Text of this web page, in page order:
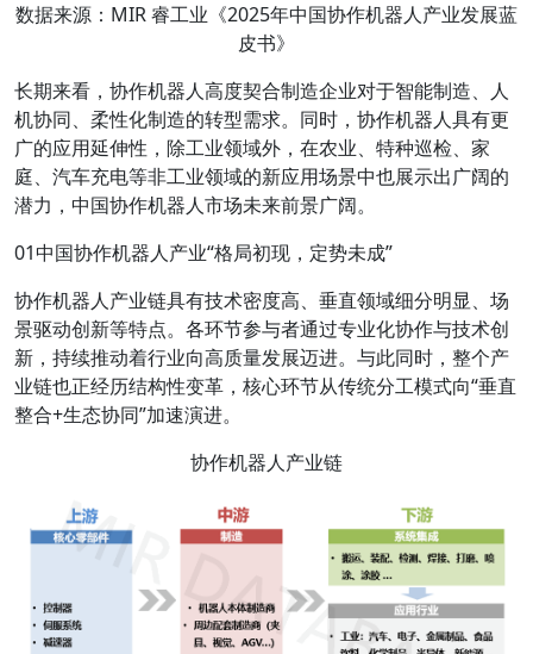
数据来源：MIR 睿工业《2025年中国协作机器人产业发展蓝
皮书》
长期来看，协作机器人高度契合制造企业对于智能制造、人
机协同、柔性化制造的转型需求。同时，协作机器人具有更
广的应用延伸性，除工业领域外，在农业、特种巡检、家
庭、汽车充电等非工业领域的新应用场景中也展示出广阔的
潜力，中国协作机器人市场未来前景广阔。
01中国协作机器人产业“格局初现，定势未成”
协作机器人产业链具有技术密度高、垂直领域细分明显、场
景驱动创新等特点。各环节参与者通过专业化协作与技术创
新，持续推动着行业向高质量发展迈进。与此同时，整个产
业链也正经历结构性变革，核心环节从传统分工模式向“垂直
整合+生态协同”加速演进。
协作机器人产业链